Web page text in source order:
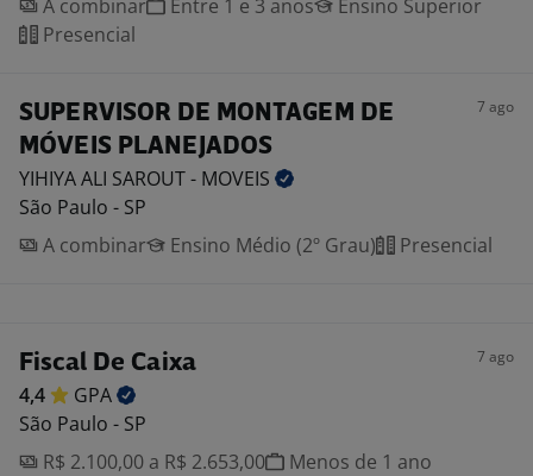
A combinar
Entre 1 e 3 anos
Ensino Superior
Presencial
SUPERVISOR DE MONTAGEM DE
MÓVEIS PLANEJADOS
7 ago
YIHIYA ALI SAROUT - MOVEIS
São Paulo - SP
A combinar
Ensino Médio (2º Grau) Presencial
Fiscal De Caixa 7 ago
4,4
GPA
São Paulo - SP
R$ 2.100,00 a R$ 2.653,00
Menos de 1 ano